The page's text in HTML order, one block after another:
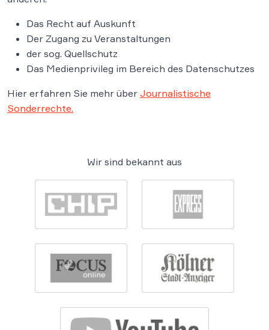
Das Recht auf Auskunft
Der Zugang zu Veranstaltungen
der sog. Quellschutz
Das Medienprivileg im Bereich des Datenschutzes
Hier erfahren Sie mehr über Journalistische
Sonderrechte.
Wir sind bekannt aus